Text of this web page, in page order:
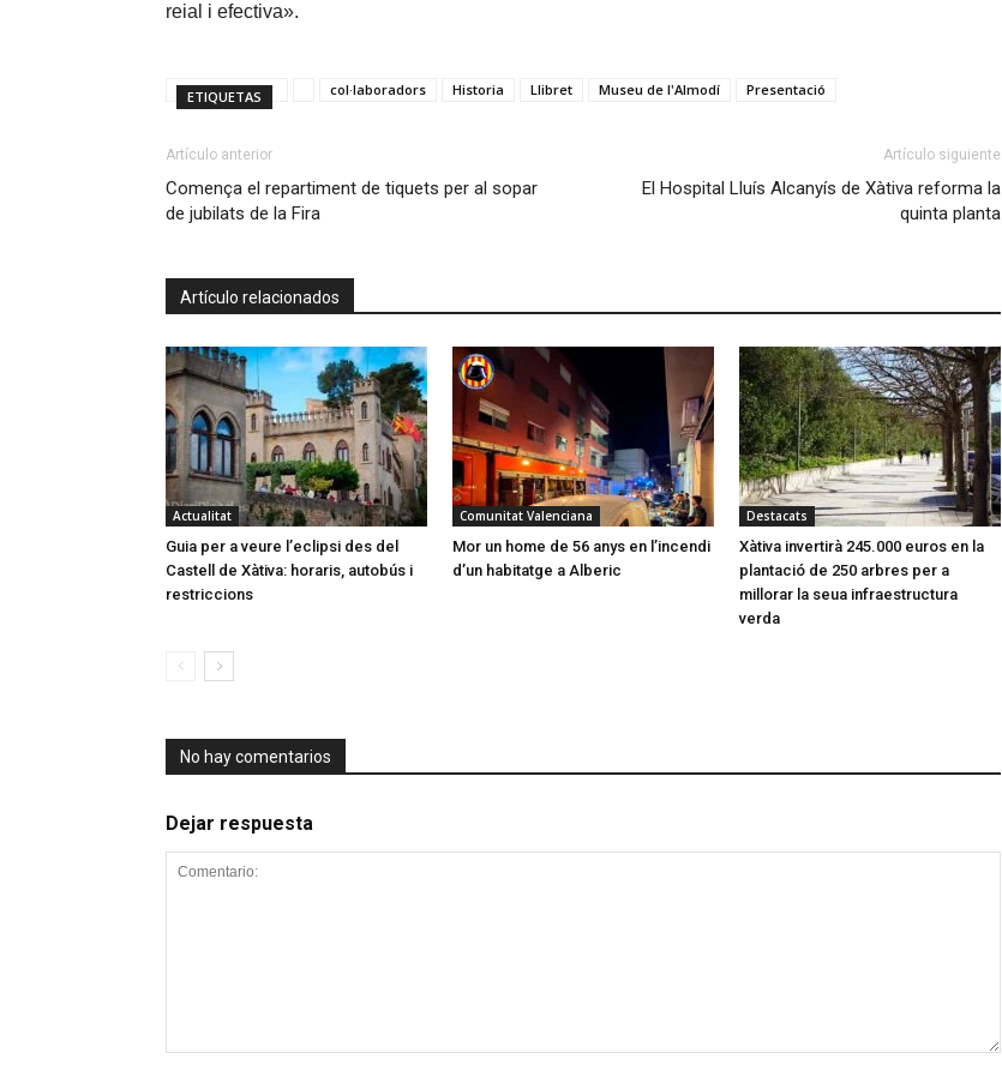
reial i efectiva».
ETIQUETAS col·laboradors Historia Llibret Museu de l'Almodí Presentació
Artículo anterior
Comença el repartiment de tiquets per al sopar
de jubilats de la Fira
Artículo siguiente
El Hospital Lluís Alcanyís de Xàtiva reforma la
quinta planta
Artículo relacionados
Actualitat
Guia per a veure l’eclipsi des del
Castell de Xàtiva: horaris, autobús i
restriccions
Comunitat Valenciana
Mor un home de 56 anys en l’incendi
d’un habitatge a Alberic
Destacats
Xàtiva invertirà 245.000 euros en la
plantació de 250 arbres per a
millorar la seua infraestructura
verda
No hay comentarios
Dejar respuesta